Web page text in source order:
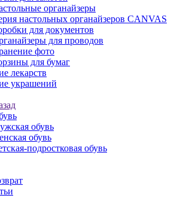
органайзеры
настольных органайзеров CANVAS
для документов
для проводов
фото
для бумаг
лекарств
украшений
обувь
обувь
подростковая обувь